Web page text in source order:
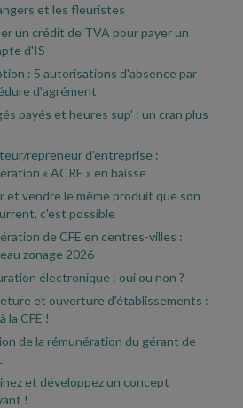
et les fleuristes
un crédit de TVA pour payer un
d'IS
: 5 autorisations d'absence par
d'agrément
payés et heures sup' : un cran plus
repreneur d'entreprise :
« ACRE » en baisse
et vendre le même produit que son
c'est possible
de CFE en centres-villes :
zonage 2026
électronique : oui ou non ?
et ouverture d'établissements :
la CFE !
de la rémunération du gérant de
et développez un concept
!